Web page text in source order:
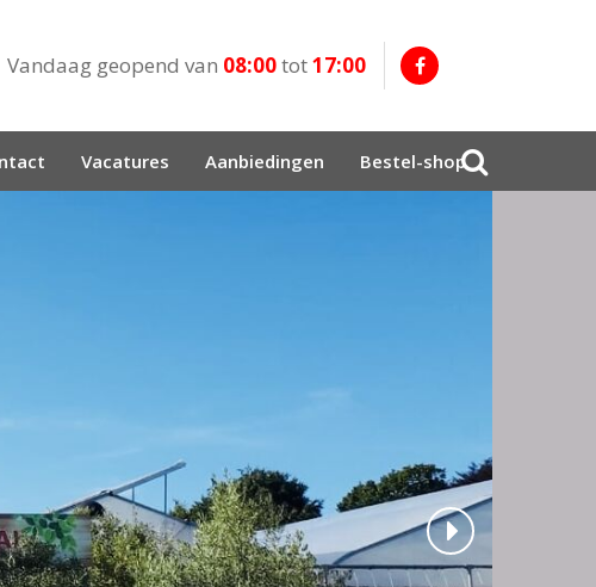
Vandaag geopend van 08:00tot17:00
Vacatures Aanbiedingen Bestel-shop